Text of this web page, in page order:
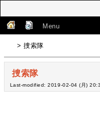
Menu
> 捜索隊
捜索隊
Last-modified: 2019-02-04 (月)